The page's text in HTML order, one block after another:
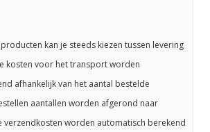
kan je steeds kiezen tussen levering
kosten voor het transport worden
afhankelijk van het aantal bestelde
aantallen worden afgerond naar
verzendkosten worden automatisch berekend